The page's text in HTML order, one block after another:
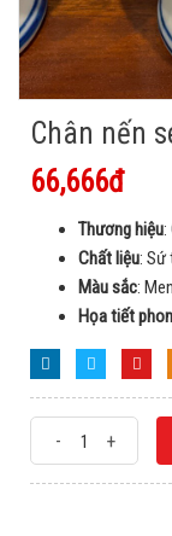
Chân nến
66,666đ
Thương hiệu:
Chất liệu: Sứ
Màu sắc:
Họa tiết
- +